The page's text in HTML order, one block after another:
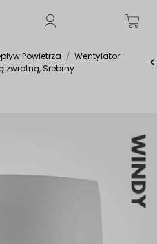
Powietrza
Wentylator
zwrotną, Srebrny